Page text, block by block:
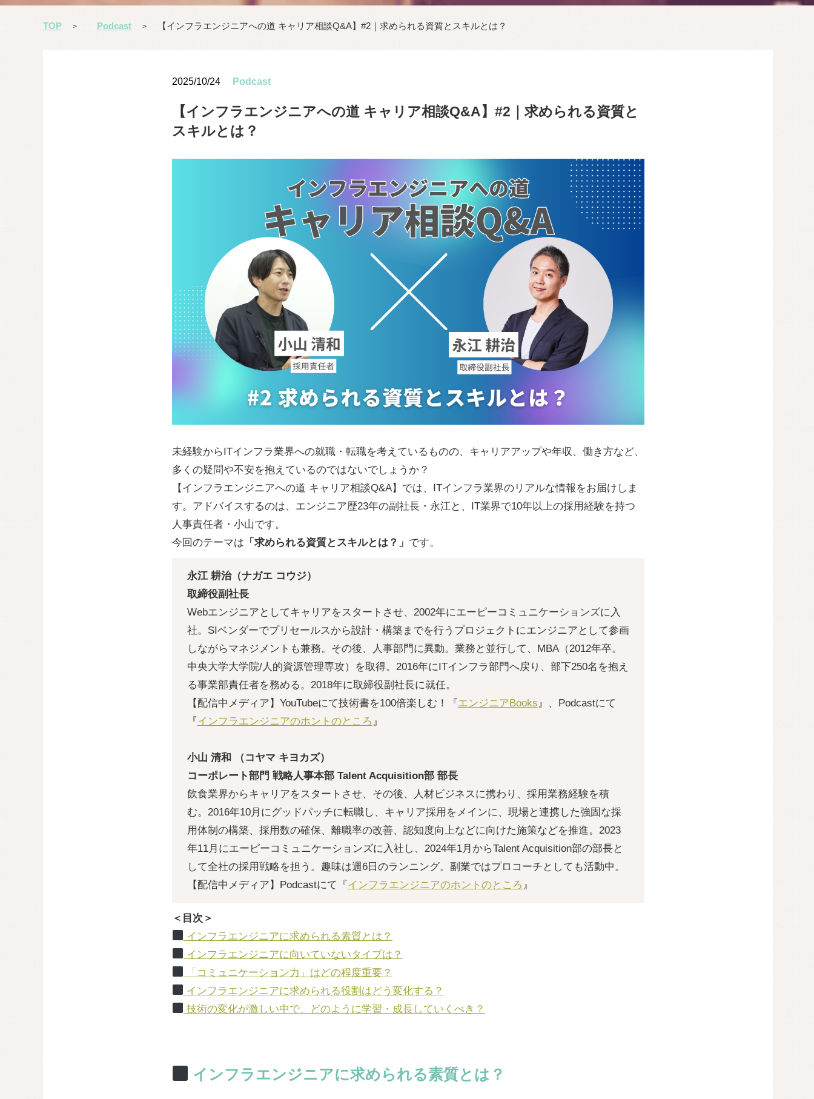
TOP > Podcast > 【インフラエンジニアへの道 キャリア相談Q&A】#2｜求められる資質とスキルとは？
2025/10/24 Podcast
【インフラエンジニアへの道 キャリア相談Q&A】#2｜求められる資質と
スキルとは？
未経験からITインフラ業界への就職・転職を考えているものの、キャリアアップや年収、働き方など、
多くの疑問や不安を抱えているのではないでしょうか？
【インフラエンジニアへの道 キャリア相談Q&A】では、ITインフラ業界のリアルな情報をお届けしま
す。アドバイスするのは、エンジニア歴23年の副社長・永江と、IT業界で10年以上の採用経験を持つ
人事責任者・小山です。
今回のテーマは 「求められる資質とスキルとは？」 です。
永江 耕治（ナガエ コウジ）
取締役副社長
Webエンジニアとしてキャリアをスタートさせ、2002年にエーピーコミュニケーションズに入
社。SIベンダーでプリセールスから設計・構築までを行うプロジェクトにエンジニアとして参画
しながらマネジメントも兼務。その後、人事部門に異動。業務と並行して、MBA（2012年卒。
中央大学大学院/人的資源管理専攻）を取得。2016年にITインフラ部門へ戻り、部下250名を抱え
る事業部責任者を務める。2018年に取締役副社長に就任。
【配信中メディア】YouTubeにて技術書を100倍楽しむ！『エンジニアBooks 』、Podcastにて
『インフラエンジニアのホントのところ 』
小山 清和 （コヤマ キヨカズ）
コーポレート部門 戦略人事本部 Talent Acquisition部 部長
飲食業界からキャリアをスタートさせ、その後、人材ビジネスに携わり、採用業務経験を積
む。2016年10月にグッドパッチに転職し、キャリア採用をメインに、現場と連携した強固な採
用体制の構築、採用数の確保、離職率の改善、認知度向上などに向けた施策などを推進。2023
年11月にエーピーコミュニケーションズに入社し、2024年1月からTalent Acquisition部の部長と
して全社の採用戦略を担う。趣味は週6日のランニング。副業ではプロコーチとしても活動中。
【配信中メディア】Podcastにて『インフラエンジニアのホントのところ 』
＜目次＞
インフラエンジニアに求められる素質とは？
インフラエンジニアに向いていないタイプは？
「コミュニケーション力」はどの程度重要？
インフラエンジニアに求められる役割はどう変化する？
技術の変化が激しい中で、どのように学習・成長していくべき？
インフラエンジニアに求められる素質とは？